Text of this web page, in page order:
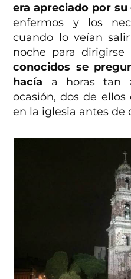
era apreciado por
enfermos y los
cuando lo veían
noche para dirigirse
conocidos se
hacía a horas tan
ocasión, dos de ellos
en la iglesia antes de